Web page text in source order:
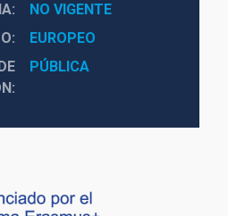
NO VIGENTE
EUROPEO
PÚBLICA